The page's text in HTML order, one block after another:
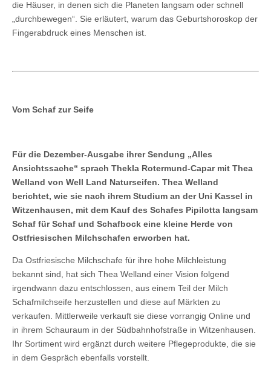
die Häuser, in denen sich die Planeten langsam oder schnell
„durchbewegen“. Sie erläutert, warum das Geburtshoroskop der
Fingerabdruck eines Menschen ist.
Vom Schaf zur Seife
Für die Dezember-Ausgabe ihrer Sendung „Alles
Ansichtssache“ sprach Thekla Rotermund-Capar mit Thea
Welland von Well Land Naturseifen. Thea Welland
berichtet, wie sie nach ihrem Studium an der Uni Kassel in
Witzenhausen, mit dem Kauf des Schafes Pipilotta langsam
Schaf für Schaf und Schafbock eine kleine Herde von
Ostfriesischen Milchschafen erworben hat.
Da Ostfriesische Milchschafe für ihre hohe Milchleistung
bekannt sind, hat sich Thea Welland einer Vision folgend
irgendwann dazu entschlossen, aus einem Teil der Milch
Schafmilchseife herzustellen und diese auf Märkten zu
verkaufen. Mittlerweile verkauft sie diese vorrangig Online und
in ihrem Schauraum in der Südbahnhofstraße in Witzenhausen.
Ihr Sortiment wird ergänzt durch weitere Pflegeprodukte, die sie
in dem Gespräch ebenfalls vorstellt.